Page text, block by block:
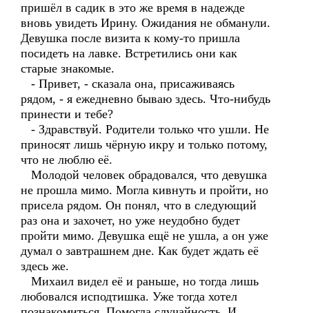
пришёл в садик в это же время в надежде
вновь увидеть Ирину. Ожидания не обманули.
Девушка после визита к кому-то пришла
посидеть на лавке. Встретились они как
старые знакомые.
- Привет, - сказала она, присаживаясь
рядом, - я ежедневно бываю здесь. Что-нибудь
принести и тебе?
- Здравствуй. Родители только что ушли. Не
приносят лишь чёрную икру и только потому,
что не люблю её.
Молодой человек обрадовался, что девушка
не прошла мимо. Могла кивнуть и пройти, но
присела рядом. Он понял, что в следующий
раз она и захочет, но уже неудобно будет
пройти мимо. Девушка ещё не ушла, а он уже
думал о завтрашнем дне. Как будет ждать её
здесь же.
Михаил видел её и раньше, но тогда лишь
любовался исподтишка. Уже тогда хотел